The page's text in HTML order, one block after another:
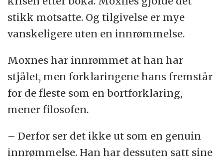
stikk motsatte. Og tilgivelse er mye
vanskeligere uten en innrømmelse.
Moxnes har innrømmet at han har
stjålet, men forklaringene hans fremstår
for de fleste som en bortforklaring,
mener filosofen.
– Derfor ser det ikke ut som en genuin
innrømmelse. Han har dessuten satt sine